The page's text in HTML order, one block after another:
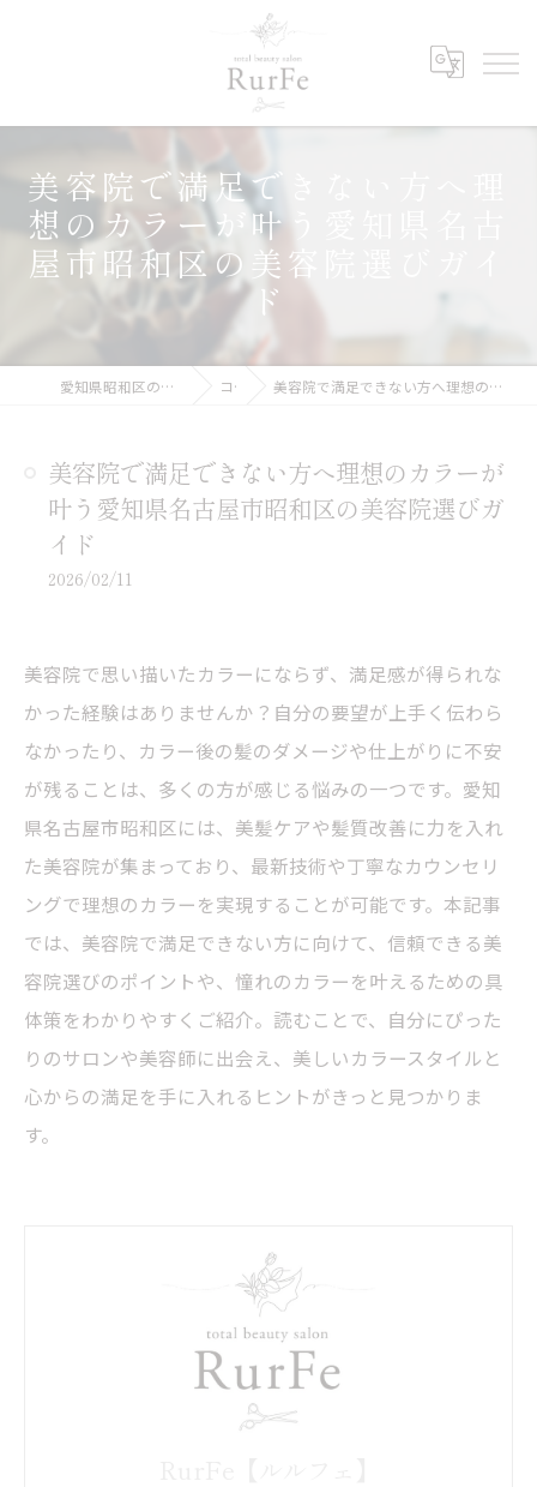
美容院で満足できない方へ理
想のカラーが叶う愛知県名古
屋市昭和区の美容院選びガイ
ド
愛知県昭和区の美容院ならRurFe【ルルフェ】 コラム 美容院で満足できない方へ理想のカラーが叶う愛知県名古屋市昭和区の美容院選びガイド
美容院で満足できない方へ理想のカラーが
叶う愛知県名古屋市昭和区の美容院選びガ
イド
2026/02/11
美容院で思い描いたカラーにならず、満足感が得られな
かった経験はありませんか？自分の要望が上手く伝わら
なかったり、カラー後の髪のダメージや仕上がりに不安
が残ることは、多くの方が感じる悩みの一つです。愛知
県名古屋市昭和区には、美髪ケアや髪質改善に力を入れ
た美容院が集まっており、最新技術や丁寧なカウンセリ
ングで理想のカラーを実現することが可能です。本記事
では、美容院で満足できない方に向けて、信頼できる美
容院選びのポイントや、憧れのカラーを叶えるための具
体策をわかりやすくご紹介。読むことで、自分にぴった
りのサロンや美容師に出会え、美しいカラースタイルと
心からの満足を手に入れるヒントがきっと見つかりま
す。